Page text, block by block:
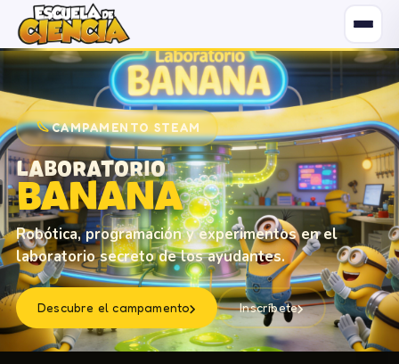
CAMPAMENTO STEAM
LABORATORIO
BANANA
Robótica, programación y experimentos en el
laboratorio secreto de los ayudantes.
Descubre el campamento› Inscríbete›